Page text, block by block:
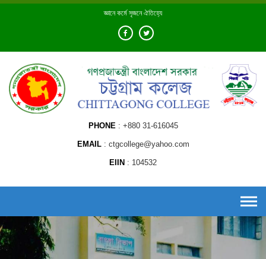
Skip
জ্ঞানে কর্মে সৃজনে ঐতিহ্যে
PHONE +880 31-616045
EMAIL ctgcollege@yahoo.com
EIIN 104532